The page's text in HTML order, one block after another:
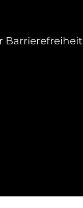
Barrierefreiheit